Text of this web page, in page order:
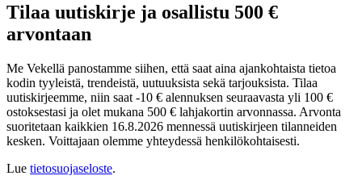
Tilaa uutiskirje ja osallistu 500 €
arvontaan
Me Vekellä panostamme siihen, että saat aina ajankohtaista tietoa
kodin tyyleistä, trendeistä, uutuuksista sekä tarjouksista. Tilaa
uutiskirjeemme, niin saat -10 € alennuksen seuraavasta yli 100 €
ostoksestasi ja olet mukana 500 € lahjakortin arvonnassa. Arvonta
suoritetaan kaikkien 16.8.2026 mennessä uutiskirjeen tilanneiden
kesken. Voittajaan olemme yhteydessä henkilökohtaisesti.
Lue tietosuojaseloste.